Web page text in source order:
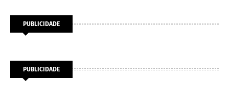
PUBLICIDADE
PUBLICIDADE